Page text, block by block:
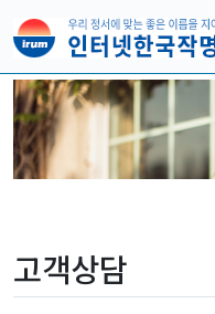
고객상담